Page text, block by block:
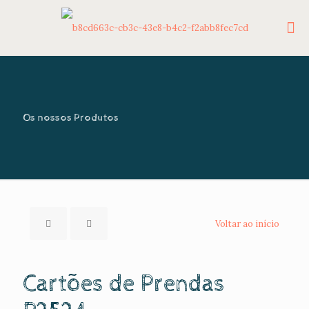
Os nossos Produtos
Voltar ao início
Cartões de Prendas